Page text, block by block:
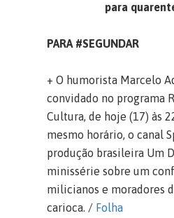
para
PARA #SEGUNDAR
+ O humorista Marcelo
convidado no programa
Cultura, de hoje (17) às
mesmo horário, o canal
produção brasileira Um
minissérie sobre um
milicianos e moradores
carioca. / Folha